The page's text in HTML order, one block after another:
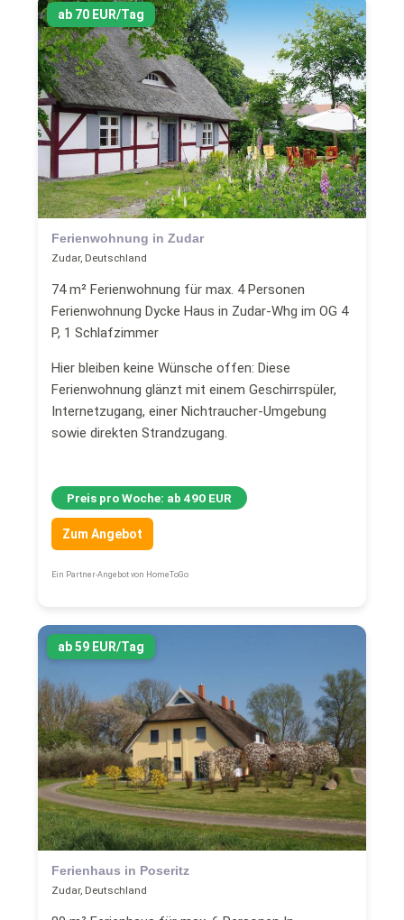
ab 70 EUR/Tag
Ferienwohnung in Zudar
Zudar, Deutschland
74 m² Ferienwohnung für max. 4 Personen
Ferienwohnung Dycke Haus in Zudar-Whg im OG 4
P, 1 Schlafzimmer
Hier bleiben keine Wünsche offen: Diese
Ferienwohnung glänzt mit einem Geschirrspüler,
Internetzugang, einer Nichtraucher-Umgebung
sowie direkten Strandzugang.
Preis pro Woche: ab 490 EUR
Zum Angebot
Ein Partner-Angebot von HomeToGo
ab 59 EUR/Tag
Ferienhaus in Poseritz
Zudar, Deutschland